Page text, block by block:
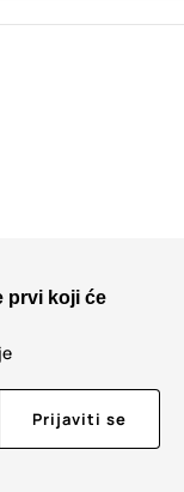
prvi koji će
Prijaviti se